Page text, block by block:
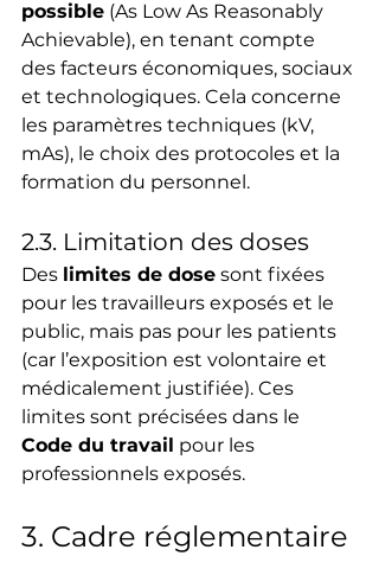
possible (As Low As Reasonably
Achievable), en tenant compte
des facteurs économiques, sociaux
et technologiques. Cela concerne
les paramètres techniques (kV,
mAs), le choix des protocoles et la
formation du personnel.
2.3. Limitation des doses
Des limites de dose sont fixées
pour les travailleurs exposés et le
public, mais pas pour les patients
(car l’exposition est volontaire et
médicalement justifiée). Ces
limites sont précisées dans le
Code du travail pour les
professionnels exposés.
3. Cadre réglementaire